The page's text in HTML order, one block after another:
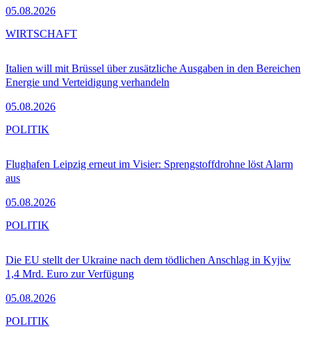
05.08.2026
Italien will mit Brüssel über zusätzliche Ausgaben in den Bereichen
Energie und Verteidigung verhandeln
05.08.2026
WIRTSCHAFT
Flughafen Leipzig erneut im Visier: Sprengstoffdrohne löst Alarm
aus
05.08.2026
POLITIK
Die EU stellt der Ukraine nach dem tödlichen Anschlag in Kyjiw
1,4 Mrd. Euro zur Verfügung
05.08.2026
POLITIK
POLITIK